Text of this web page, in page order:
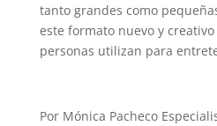
tanto grandes como
este formato nuevo y
personas utilizan para
Por Mónica Pacheco